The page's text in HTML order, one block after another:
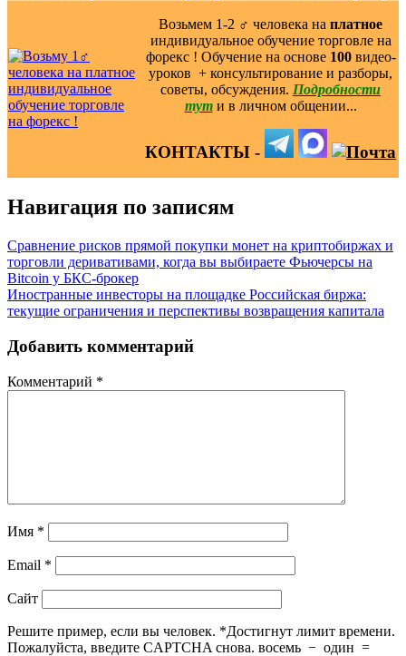
Возьмем 1-2 ‍♂️ человека на платное
индивидуальное обучение торговле на
форекс ! Обучение на основе 100видео-
уроков ️ + консультирование и разборы,
советы, обсуждения. Подробности
тут и в личном общении...
КОНТАКТЫ -
Навигация по записям
Сравнение рисков прямой покупки монет на криптобиржах и
торговли деривативами, когда вы выбираете Фьючерсы на
Bitcoin у БКС-брокер
Иностранные инвесторы на площадке Российская биржа:
текущие ограничения и перспективы возвращения капитала
Добавить комментарий
Комментарий *
Имя *
Email *
Сайт
Решите пример, если вы человек. *Достигнут лимит времени.
Пожалуйста, введите CAPTCHA снова. восемь − один =